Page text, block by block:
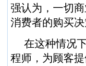
强认为，一切
消费者的购买决
在这种情况
程师，为顾客